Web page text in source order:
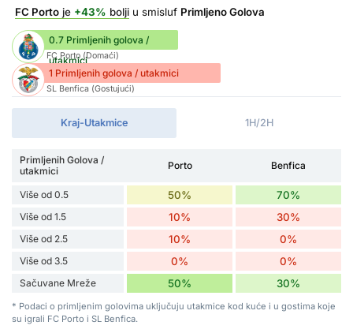
FC Porto je +43% bolji u smisluf Primljeno Golova
0.7 Primljenih golova /
utakmici
FC Porto (Domaći)
1 Primljenih golova / utakmici
SL Benfica (Gostujući)
Kraj-Utakmice 1H/2H
Primljenih Golova /
utakmici
Porto Benfica
Više od 0.5 50% 70%
Više od 1.5 10% 30%
Više od 2.5 10% 0%
Više od 3.5 0% 0%
Sačuvane Mreže 50% 30%
* Podaci o primljenim golovima uključuju utakmice kod kuće i u gostima koje
su igrali FC Porto i SL Benfica.